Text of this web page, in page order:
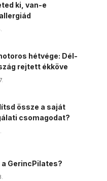
ki, van-e
hétvége: Dél-
rejtett ékköve
össze a saját
csomagodat?
a GerincPilates?